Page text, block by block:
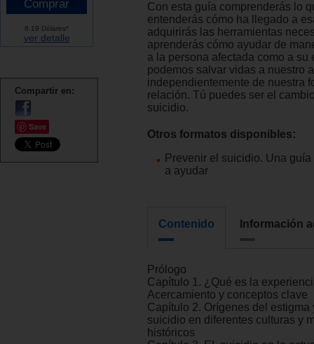
6.19 Dólares*
ver detalle
Compartir en:
Save
Con esta guía comprenderás lo
entenderás cómo ha llegado a
adquirirás las herramientas
aprenderás cómo ayudar de
a la persona afectada como a su
podemos salvar vidas a nuestro
independientemente de nuestra
relación. Tú puedes ser el
suicidio.
Otros formatos disponibles:
Prevenir el suicidio. Una
a ayudar
Contenido Información
Prólogo
Capítulo 1. ¿Qué es la
Acercamiento y conceptos clave
Capítulo 2. Orígenes del estigma
suicidio en diferentes culturas y
históricos